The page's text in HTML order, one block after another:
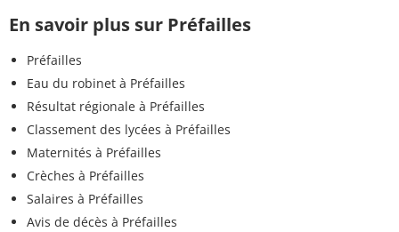
En savoir plus sur Préfailles
Préfailles
Eau du robinet à Préfailles
Résultat régionale à Préfailles
Classement des lycées à Préfailles
Maternités à Préfailles
Crèches à Préfailles
Salaires à Préfailles
Avis de décès à Préfailles